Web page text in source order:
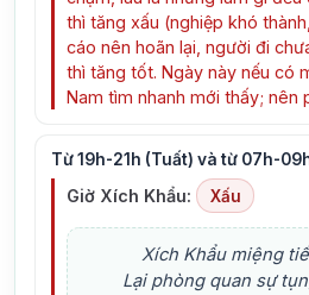
thì tăng xấu (nghiệp khó
cáo nên hoãn lại, người đi
thì tăng tốt. Ngày này nếu có
Nam tìm nhanh mới thấy; nên
Từ 19h-21h (Tuất) và từ 07h-
Giờ Xích Khẩu: Xấu
Xích Khẩu miệng
Lại phòng quan sự